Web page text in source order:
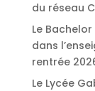
du réseau
Le
dans
rentrée
Le Lycée